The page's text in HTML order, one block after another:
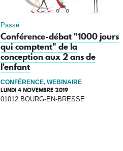
Passé
Conférence-débat "1000 jours
qui comptent" de la
conception aux 2 ans de
l'enfant
CONFÉRENCE, WEBINAIRE
LUNDI 4 NOVEMBRE 2019
01012 BOURG-EN-BRESSE